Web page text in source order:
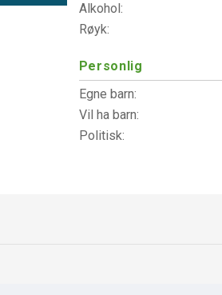
Alkohol:
Røyk:
Personlig
Egne barn:
Vil ha barn:
Politisk: